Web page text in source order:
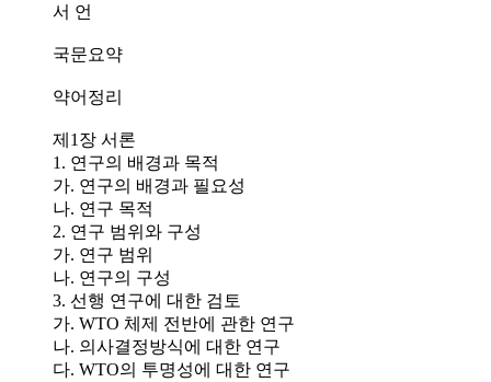
서 언
국문요약
약어정리
제1장 서론
1. 연구의 배경과 목적
가. 연구의 배경과 필요성
나. 연구 목적
2. 연구 범위와 구성
가. 연구 범위
나. 연구의 구성
3. 선행 연구에 대한 검토
가. WTO 체제 전반에 관한 연구
나. 의사결정방식에 대한 연구
다. WTO의 투명성에 대한 연구